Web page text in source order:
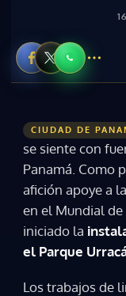
CIUDAD DE
se siente con
Panamá. Como
afición apoye a
en el Mundial de
iniciado la
el Parque
Los trabajos de